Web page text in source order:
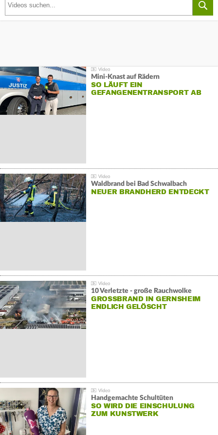
Mini-Knast auf Rädern
SO LÄUFT EIN
GEFANGENENTRANSPORT AB
Waldbrand bei Bad Schwalbach
NEUER BRANDHERD ENTDECKT
10 Verletzte - große Rauchwolke
GROSSBRAND IN GERNSHEIM E
NDLICH GELÖSCHT
Handgemachte Schultüten
SO WIRD DIE EINSCHULUNG
ZUM KUNSTWERK